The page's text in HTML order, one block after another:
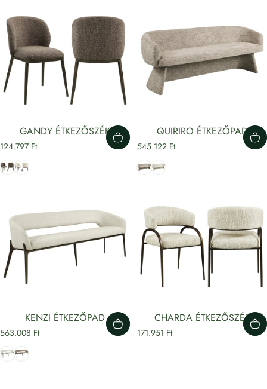
GANDY ÉTKEZŐSZÉK
124.797 Ft
Barna
Bézs
QUIRIRO ÉTKEZŐPAD
545.122 Ft
világosbarna
Krém
KENZI ÉTKEZŐPAD
563.008 Ft
Bézsvilágosbarna
CHARDA ÉTKEZŐSZÉK
171.951 Ft